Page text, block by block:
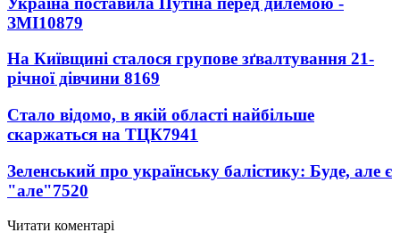
ЗМІ10879
На Київщині сталося групове зґвалтування 21-
річної дівчини 8169
Стало відомо, в якій області найбільше
скаржаться на ТЦК7941
Зеленський про українську балістику: Буде, але є
"але"7520
Читати коментарі